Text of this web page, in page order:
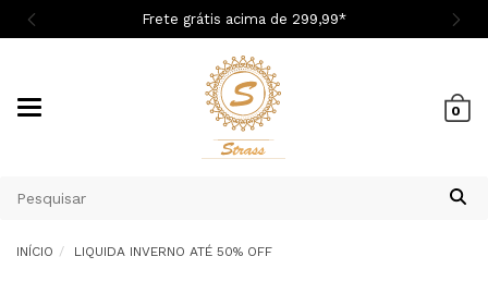
Cupom 1ª Compra BEMVINDASM
0
INÍCIO LIQUIDA INVERNO ATÉ 50% OFF